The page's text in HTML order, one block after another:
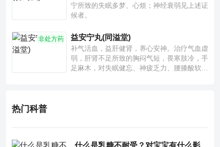
宁所致的失眠多梦、心烦；神经衰弱见上述证
候者。
非处方药 益安宁丸(同溢堂)
补气活血，益肝健肾，养心安神。治疗气血虚
弱，肝肾不足所致的胸闷气短，畏寒肢冷，手
足麻木，对失眠健忘、神疲乏力、腰膝酸软也
热门科普
什么是乳糖不耐受？对宝宝有什么影响？